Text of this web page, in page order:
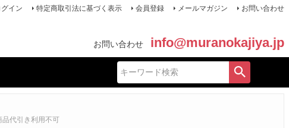
グイン 特定商取引法に基づく表示 会員登録 メールマガジン お問い合わせ
お問い合わせ info@muranokajiya.jp
代引き利用不可